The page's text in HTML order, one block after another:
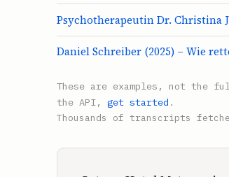
Psychotherapeutin Dr. Christina
Daniel Schreiber (2025) – Wie
These are examples, not the
the API, get started .
Thousands of transcripts